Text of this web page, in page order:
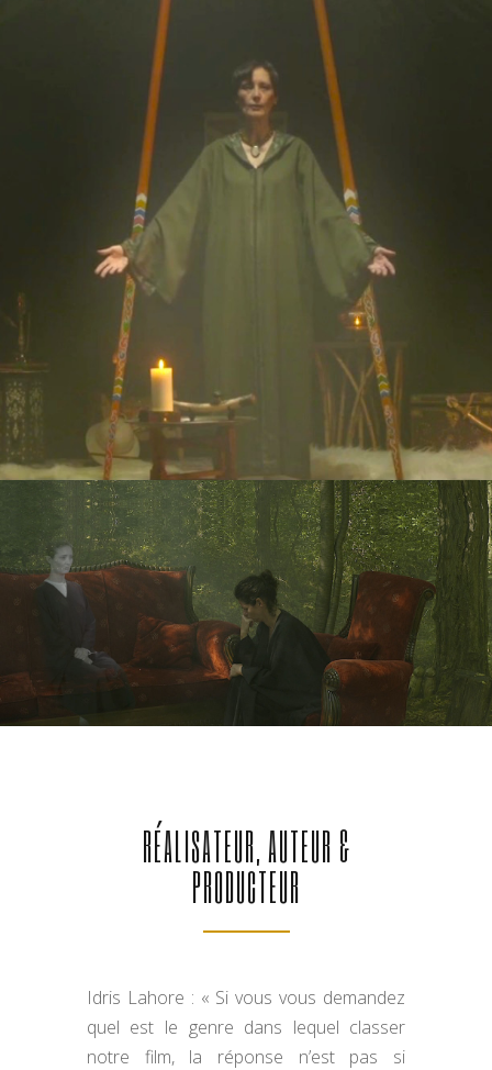
RÉALISATEUR, AUTEUR &
PRODUCTEUR
Idris Lahore : « Si vous vous demandez
quel est le genre dans lequel classer
notre film, la réponse n’est pas si